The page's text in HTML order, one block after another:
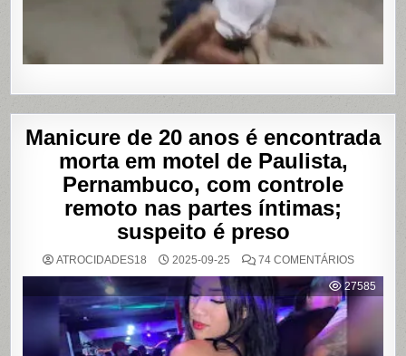
Manicure de 20 anos é encontrada
morta em motel de Paulista,
Pernambuco, com controle
remoto nas partes íntimas;
suspeito é preso
ATROCIDADES18 2025-09-25 74 COMENTÁRIOSEM
DE
20
ANOS
EM
27585